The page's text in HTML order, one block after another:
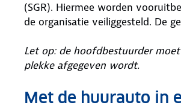
(SGR). Hiermee worden
de organisatie veiliggesteld. De
Let op: de hoofdbestuurder
plekke afgegeven wordt.
Met de huurauto in